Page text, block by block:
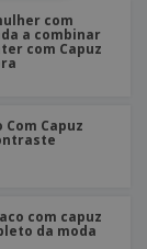
com
a combinar
com Capuz
Com Capuz
com capuz
da moda